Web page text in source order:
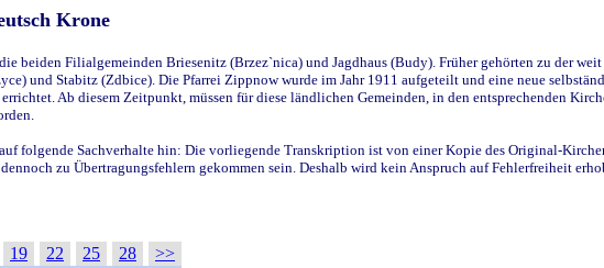
Krone
beiden Filialgemeinden Briesenitz (Brzez`nica) und Jagdhaus (Budy). Früher gehörten zu der
und Stabitz (Zdbice). Die Pfarrei Zippnow wurde im Jahr 1911 aufgeteilt und eine neue
Ab diesem Zeitpunkt, müssen für diese ländlichen Gemeinden, in den entsprechenden
folgende Sachverhalte hin: Die vorliegende Transkription ist von einer Kopie des Original-
zu Übertragungsfehlern gekommen sein. Deshalb wird kein Anspruch auf Fehlerfreiheit
19 22 25 28
>>